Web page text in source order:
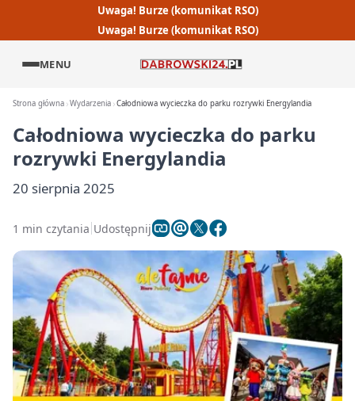
Uwaga! Burze (komunikat RSO)
Uwaga! Burze (komunikat RSO)
MENU
Strona główna Wydarzenia Całodniowa wycieczka do parku rozrywki Energylandia
Całodniowa wycieczka do parku
rozrywki Energylandia
20 sierpnia 2025
1 min czytania Udostępnij